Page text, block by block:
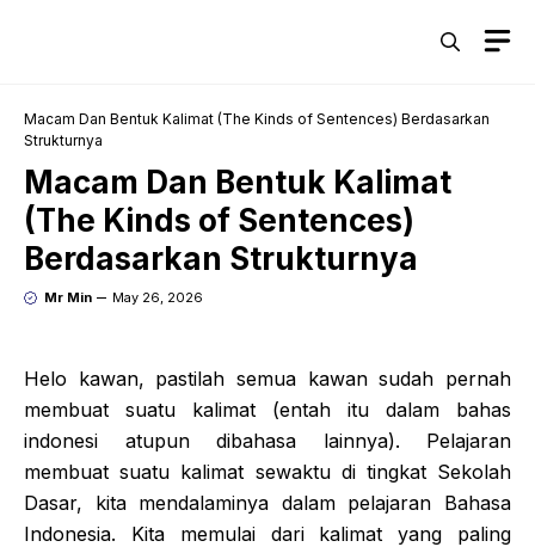
Macam Dan Bentuk Kalimat (The Kinds of Sentences) Berdasarkan
Strukturnya
Macam Dan Bentuk Kalimat
(The Kinds of Sentences)
Berdasarkan Strukturnya
Mr Min May 26, 2026
Helo kawan, pastilah semua kawan sudah pernah
membuat suatu kalimat (entah itu dalam bahas
indonesi atupun dibahasa lainnya). Pelajaran
membuat suatu kalimat sewaktu di tingkat Sekolah
Dasar, kita mendalaminya dalam pelajaran Bahasa
Indonesia. Kita memulai dari kalimat yang paling